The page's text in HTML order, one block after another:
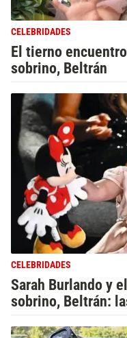
CELEBRIDADES
El tierno
sobrino, Beltrán
CELEBRIDADES
Sarah Burlando y
sobrino, Beltrán: